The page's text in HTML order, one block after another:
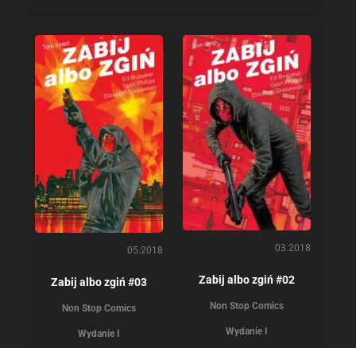
05.2018
Zabij albo zgiń #03
Non Stop Comics
Wydanie I
03.2018
Zabij albo zgiń #02
Non Stop Comics
Wydanie I